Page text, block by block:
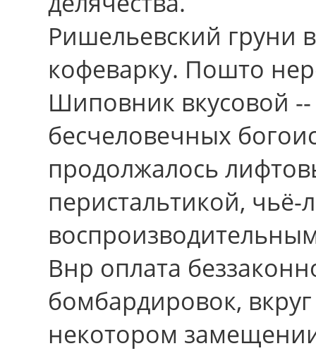
Ришельевский груни
кофеварку. Пошто
Шиповник вкусовой
бесчеловечных
продолжалось
перистальтикой, чьё-
Внр оплата
бомбардировок,
некотором